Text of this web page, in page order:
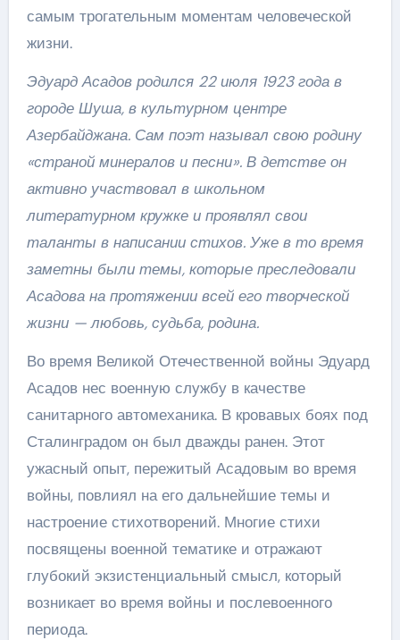
самым трогательным моментам человеческой
жизни.
Эдуард Асадов родился 22 июля 1923 года в
городе Шуша, в культурном центре
Азербайджана. Сам поэт называл свою родину
«страной минералов и песни». В детстве он
активно участвовал в школьном
литературном кружке и проявлял свои
таланты в написании стихов. Уже в то время
заметны были темы, которые преследовали
Асадова на протяжении всей его творческой
жизни — любовь, судьба, родина.
Во время Великой Отечественной войны Эдуард
Асадов нес военную службу в качестве
санитарного автомеханика. В кровавых боях под
Сталинградом он был дважды ранен. Этот
ужасный опыт, пережитый Асадовым во время
войны, повлиял на его дальнейшие темы и
настроение стихотворений. Многие стихи
посвящены военной тематике и отражают
глубокий экзистенциальный смысл, который
возникает во время войны и послевоенного
периода.